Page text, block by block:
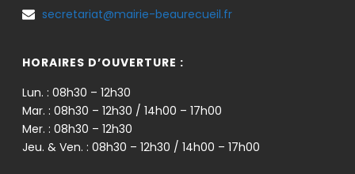
secretariat@mairie-beaurecueil.fr
HORAIRES D’OUVERTURE :
Lun. : 08h30 – 12h30
Mar. : 08h30 – 12h30 / 14h00 – 17h00
Mer. : 08h30 – 12h30
Jeu. & Ven. : 08h30 – 12h30 / 14h00 – 17h00